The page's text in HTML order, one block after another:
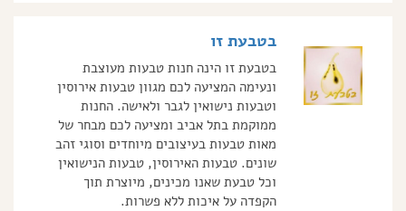
בטבעת זו
בטבעת זו הינה חנות טבעות מעוצבת
ונעימה המציעה לכם מגוון טבעות אירוסין
וטבעות נישואין לגבר ולאישה. החנות
ממוקמת בתל אביב ומציעה לכם מבחר של
מאות טבעות בעיצובים מיוחדים וסוגי זהב
שונים. טבעות האירוסין, טבעות הנישואין
וכל טבעת שאנו מכינים, מיוצרת תוך
הקפדה על איכות ללא פשרות.